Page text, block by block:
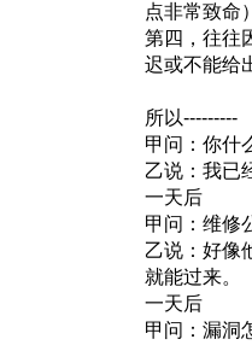
点非常致命）
第四，往往
迟或不能给
所以---------
甲问：你什
乙说：我已
一天后
甲问：维修
乙说：好像
就能过来。
一天后
甲问：漏洞